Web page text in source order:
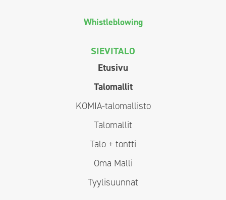
Whistleblowing
SIEVITALO
Etusivu
Talomallit
KOMIA-talomallisto
Talomallit
Talo + tontti
Oma Malli
Tyylisuunnat